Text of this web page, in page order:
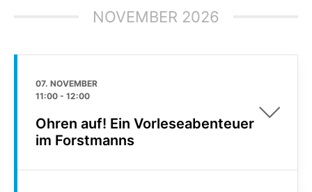
NOVEMBER 2026
07. NOVEMBER
11:00 - 12:00
Ohren auf! Ein Vorleseabenteuer
im Forstmanns